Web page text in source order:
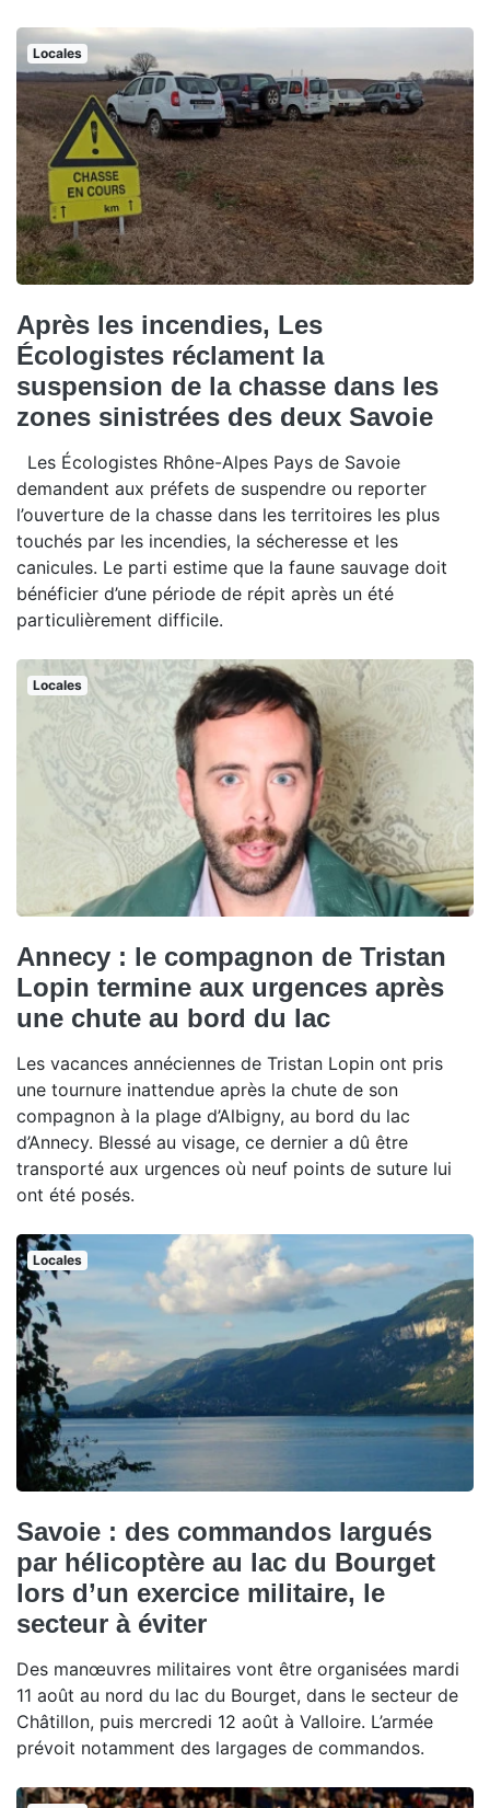
Locales
Après les incendies, Les
Écologistes réclament la
suspension de la chasse dans les
zones sinistrées des deux Savoie
Les Écologistes Rhône-Alpes Pays de Savoie
demandent aux préfets de suspendre ou reporter
l’ouverture de la chasse dans les territoires les plus
touchés par les incendies, la sécheresse et les
canicules. Le parti estime que la faune sauvage doit
bénéficier d’une période de répit après un été
particulièrement difficile.
Locales
Annecy : le compagnon de Tristan
Lopin termine aux urgences après
une chute au bord du lac
Les vacances annéciennes de Tristan Lopin ont pris
une tournure inattendue après la chute de son
compagnon à la plage d’Albigny, au bord du lac
d’Annecy. Blessé au visage, ce dernier a dû être
transporté aux urgences où neuf points de suture lui
ont été posés.
Locales
Savoie : des commandos largués
par hélicoptère au lac du Bourget
lors d’un exercice militaire, le
secteur à éviter
Des manœuvres militaires vont être organisées mardi
11 août au nord du lac du Bourget, dans le secteur de
Châtillon, puis mercredi 12 août à Valloire. L’armée
prévoit notamment des largages de commandos.